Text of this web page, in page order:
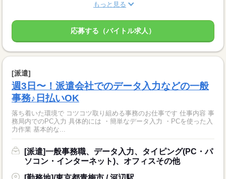
もっと見る
応募する（バイトル求人）
[派遣]
週3日〜！派遣会社でのデータ入力などの一般
事務♪日払いOK
落ち着いた環境で コツコツ取り組める事務のお仕事です 仕事内容 事
務局内でのPC入力 具体的には ・簡単なデータ入力 ・PCを使った入
力作業 基本的な...
[派遣]一般事務職、データ入力、タイピング(PC・パ
ソコン・インターネット)、オフィスその他